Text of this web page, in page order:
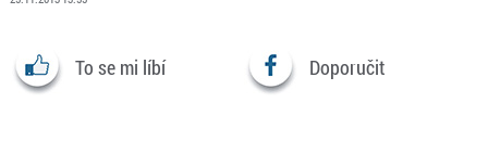
To se mi líbí Doporučit